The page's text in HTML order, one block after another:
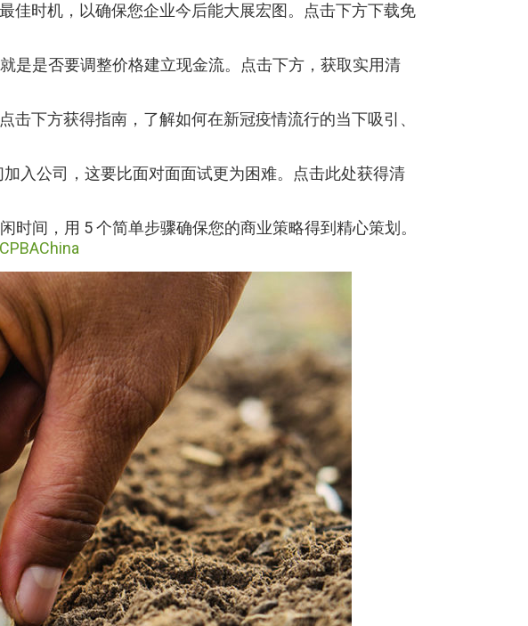
时机，以确保您企业今后能大展宏图。点击下方下载免
是是否要调整价格建立现金流。点击下方，获取实用清
下方获得指南，了解如何在新冠疫情流行的当下吸引、
入公司，这要比面对面面试更为困难。点击此处获得清
间，用 5 个简单步骤确保您的商业策略得到精心策划。